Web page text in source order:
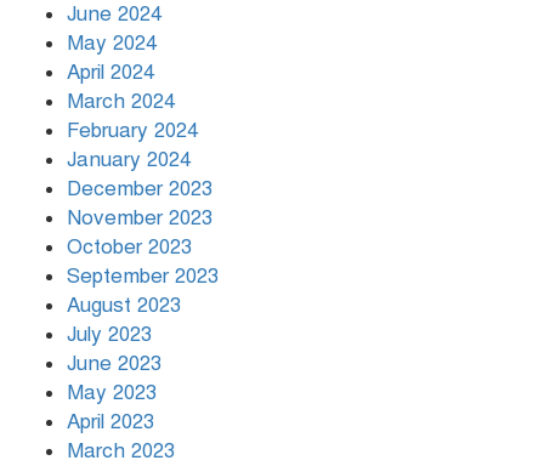
June 2024
May 2024
April 2024
March 2024
February 2024
January 2024
December 2023
November 2023
October 2023
September 2023
August 2023
July 2023
June 2023
May 2023
April 2023
March 2023